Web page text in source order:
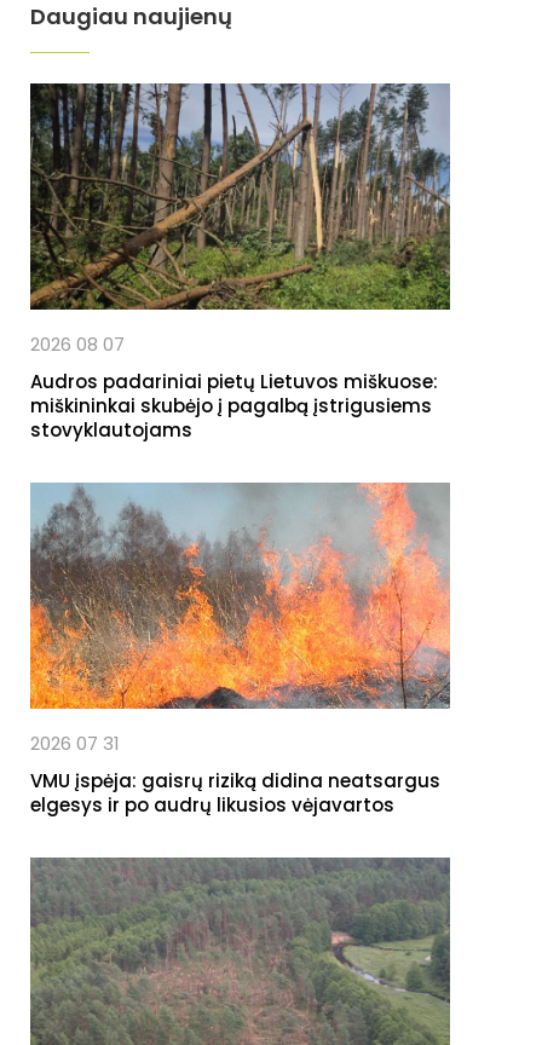
Daugiau naujienų
2026 08 07
Audros padariniai pietų Lietuvos miškuose:
miškininkai skubėjo į pagalbą įstrigusiems
stovyklautojams
2026 07 31
VMU įspėja: gaisrų riziką didina neatsargus
elgesys ir po audrų likusios vėjavartos